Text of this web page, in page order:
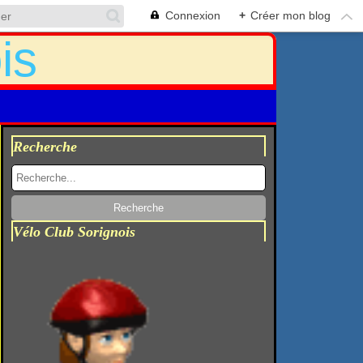
Connexion + Créer mon blog
Recherche
Vélo Club Sorignois